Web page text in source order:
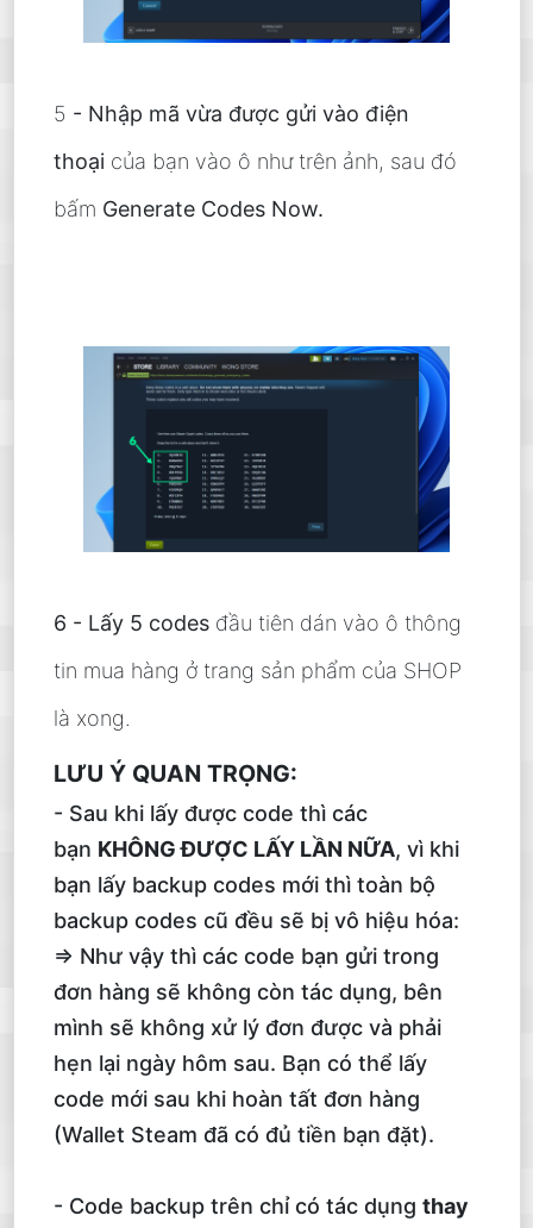
5 - Nhập mã vừa được gửi vào điện
thoại của bạn vào ô như trên ảnh, sau đó
bấm Generate Codes Now.
6 - Lấy 5 codes đầu tiên dán vào ô thông
tin mua hàng ở trang sản phẩm của SHOP
là xong.
LƯU Ý QUAN TRỌNG:
- Sau khi lấy được code thì các
bạn KHÔNG ĐƯỢC LẤY LẦN NỮA, vì khi
bạn lấy backup codes mới thì toàn bộ
backup codes cũ đều sẽ bị vô hiệu hóa:
=> Như vậy thì các code bạn gửi trong
đơn hàng sẽ không còn tác dụng, bên
mình sẽ không xử lý đơn được và phải
hẹn lại ngày hôm sau. Bạn có thể lấy
code mới sau khi hoàn tất đơn hàng
(Wallet Steam đã có đủ tiền bạn đặt).
- Code backup trên chỉ có tác dụngthay